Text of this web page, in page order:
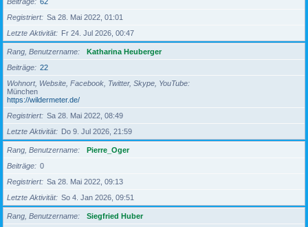
Registriert
Sa 28. Mai 2022, 01:01
Letzte Aktivität
Fr 24. Jul 2026, 00:47
Rang, Benutzername
Katharina Heuberger
Beiträge
22
Wohnort, Website, Facebook, Twitter, Skype, YouTube
München
https://wildermeter.de/
Registriert
Sa 28. Mai 2022, 08:49
Letzte Aktivität
Do 9. Jul 2026, 21:59
Rang, Benutzername
Pierre_Oger
Beiträge
0
Registriert
Sa 28. Mai 2022, 09:13
Letzte Aktivität
So 4. Jan 2026, 09:51
Rang, Benutzername
Siegfried Huber